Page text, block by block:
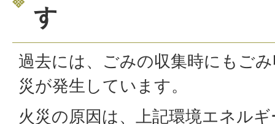
す
過去には、ごみの収集時にもご
災が発生しています。
火災の原因は、上記環境エネル